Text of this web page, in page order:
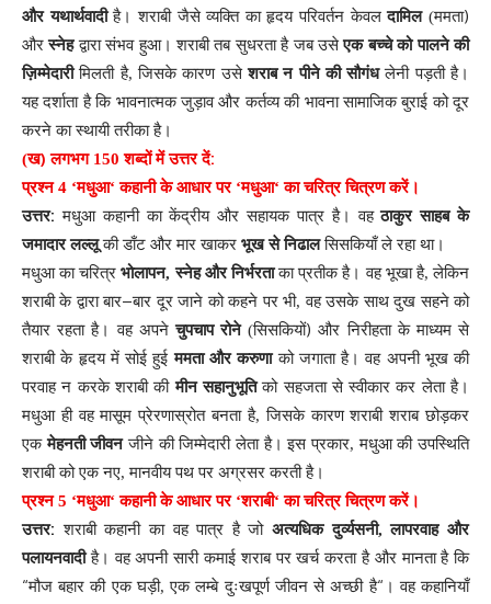
और यथार्थवादी है। शराबी जैसे व्यक्ति का हृदय परिवर्तन केवल दामिल(ममता)
और स्नेह द्वारा संभव हुआ। शराबी तब सुधरता है जब उसे एक बच्चे को पालने की
ज़िम्मेदारी मिलती है,जिसके कारण उसे शराब न पीने की सौगंध लेनी पड़ती है।
यह दर्शाता है कि भावनात्मक जुड़ाव और कर्तव्य की भावना सामाजिक बुराई को दूर
करने का स्थायी तरीका है।
(ख)लगभग 150शब्दों में उत्तर दें:
प्रश्न 4 ‘मधुआ‘कहानी के आधार पर ‘मधुआ‘का चरित्र चित्रण करें।
उत्तर: मधुआ कहानी का केंद्रीय और सहायक पात्र है। वह ठाकुर साहब के
जमादार लल्लू की डाँट और मार खाकर भूख से निढाल सिसकियाँ ले रहा था।
मधुआ का चरित्र भोलापन,स्नेह और निर्भरता का प्रतीक है। वह भूखा है,लेकिन
शराबी के द्वारा बार–बार दूर जाने को कहने पर भी,वह उसके साथ दुख सहने को
तैयार रहता है। वह अपने चुपचाप रोने(सिसकियों)और निरीहता के माध्यम से
शराबी के हृदय में सोई हुई ममता और करुणा को जगाता है। वह अपनी भूख की
परवाह न करके शराबी की मीन सहानुभूति को सहजता से स्वीकार कर लेता है।
मधुआ ही वह मासूम प्रेरणास्रोत बनता है,जिसके कारण शराबी शराब छोड़कर
एक मेहनती जीवन जीने की जिम्मेदारी लेता है। इस प्रकार,मधुआ की उपस्थिति
शराबी को एक नए,मानवीय पथ पर अग्रसर करती है।
प्रश्न 5 ‘मधुआ‘कहानी के आधार पर ‘शराबी‘का चरित्र चित्रण करें।
उत्तर: शराबी कहानी का वह पात्र है जो अत्यधिक दुर्व्यसनी,लापरवाह और
पलायनवादी है। वह अपनी सारी कमाई शराब पर खर्च करता है और मानता है कि
“मौज बहार की एक घड़ी,एक लम्बे दुःखपूर्ण जीवन से अच्छी है“ । वह कहानियाँ